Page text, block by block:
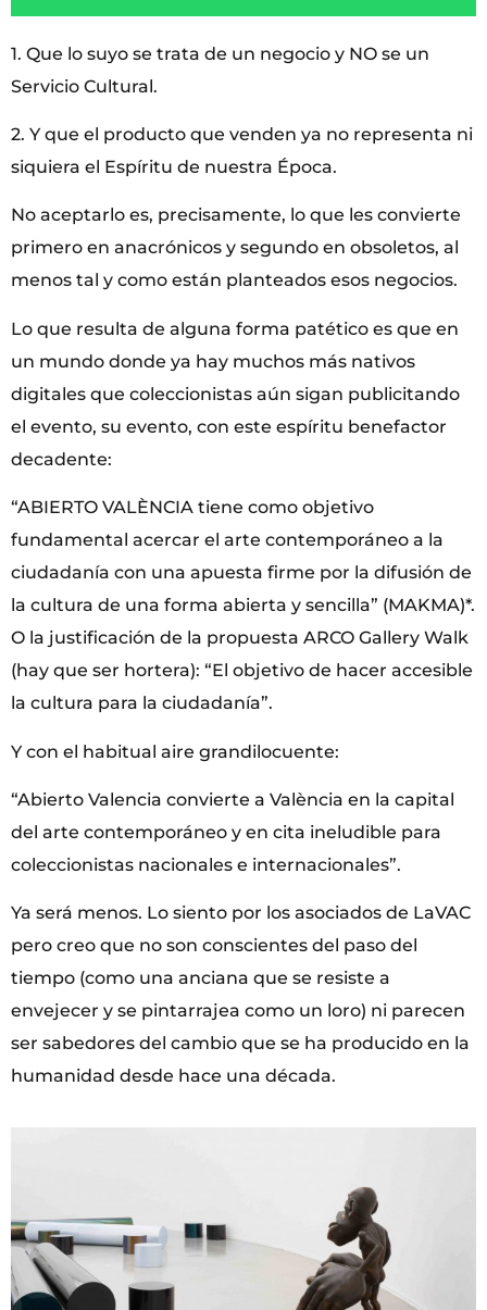
1. Que lo suyo se trata de un negocio y NO se un
Servicio Cultural.
2. Y que el producto que venden ya no representa ni
siquiera el Espíritu de nuestra Época.
No aceptarlo es, precisamente, lo que les convierte
primero en anacrónicos y segundo en obsoletos, al
menos tal y como están planteados esos negocios.
Lo que resulta de alguna forma patético es que en
un mundo donde ya hay muchos más nativos
digitales que coleccionistas aún sigan publicitando
el evento, su evento, con este espíritu benefactor
decadente:
“ABIERTO VALÈNCIA tiene como objetivo
fundamental acercar el arte contemporáneo a la
ciudadanía con una apuesta firme por la difusión de
la cultura de una forma abierta y sencilla” (MAKMA)*.
O la justificación de la propuesta ARCO Gallery Walk
(hay que ser hortera): “El objetivo de hacer accesible
la cultura para la ciudadanía”.
Y con el habitual aire grandilocuente:
“Abierto Valencia convierte a València en la capital
del arte contemporáneo y en cita ineludible para
coleccionistas nacionales e internacionales”.
Ya será menos. Lo siento por los asociados de LaVAC
pero creo que no son conscientes del paso del
tiempo (como una anciana que se resiste a
envejecer y se pintarrajea como un loro) ni parecen
ser sabedores del cambio que se ha producido en la
humanidad desde hace una década.